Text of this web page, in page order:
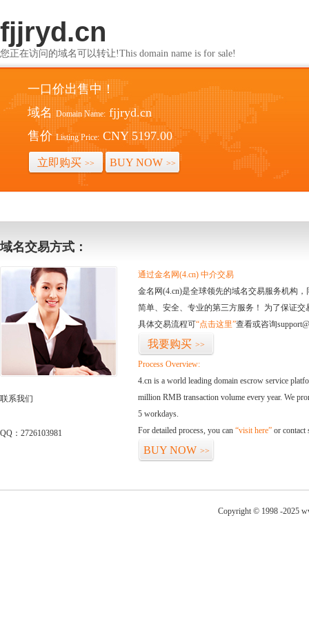
fjjryd.cn
您正在访问的域名可以转让!This domain name is for sale!
一口价出售中！
域名 Domain Name: fjjryd.cn
售价 Listing Price: CNY 5197.00
立即购买 >> BUY NOW >>
域名交易方式：
联系我们
QQ：2726103981
通过金名网(4.cn) 中介交易
金名网(4.cn)是全球领先的域名交易服务机构
简单、安全、专业的第三方服务！ 为了保证
具体交易流程可“点击这里”查看或咨询
我要购买 >>
Process Overview:
4.cn is a world leading domain escrow service
million RMB transaction volume every year. We
5 workdays.
For detailed process, you can “visit here” or contact
BUY NOW >>
Copyright © 1998 -2025